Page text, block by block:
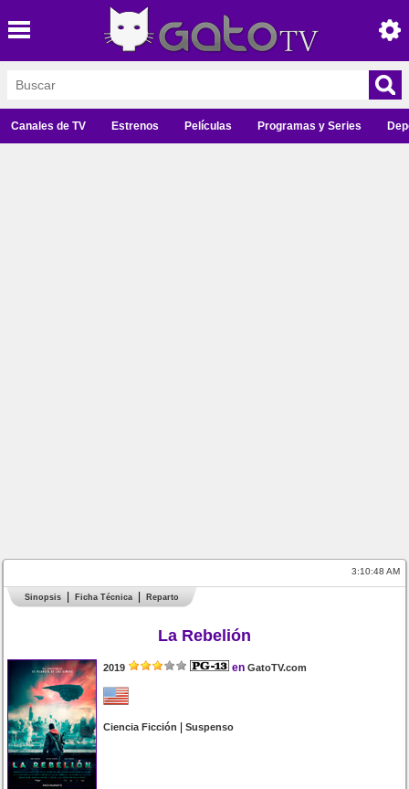
Canales de TV Estrenos Películas Programas y Series
3:10:48 AM
Sinopsis Ficha Técnica Reparto
La Rebelión
2019 en GatoTV.com
Ciencia Ficción |Suspenso